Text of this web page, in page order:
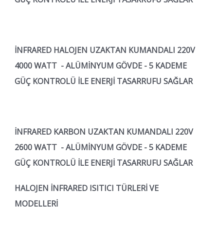
İNFRARED HALOJEN UZAKTAN KUMANDALI 220V
4000 WATT - ALÜMİNYUM GÖVDE - 5 KADEME
GÜÇ KONTROLÜ İLE ENERJİ TASARRUFU SAĞLAR
İNFRARED KARBON UZAKTAN KUMANDALI 220V
2600 WATT - ALÜMİNYUM GÖVDE - 5 KADEME
GÜÇ KONTROLÜ İLE ENERJİ TASARRUFU SAĞLAR
HALOJEN İNFRARED ISITICI TÜRLERİ VE
MODELLERİ